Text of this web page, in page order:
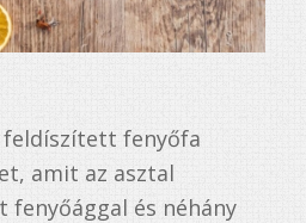
feldíszített fenyőfa
amit az asztal
és néhány